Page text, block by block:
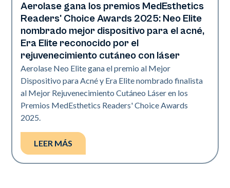
Industria
Aerolase gana los premios MedEsthetics
Readers' Choice Awards 2025: Neo Elite
nombrado mejor dispositivo para el acné,
Era Elite reconocido por el
rejuvenecimiento cutáneo con láser
Aerolase Neo Elite gana el premio al Mejor
Dispositivo para Acné y Era Elite nombrado finalista
al Mejor Rejuvenecimiento Cutáneo Láser en los
Premios MedEsthetics Readers' Choice Awards
2025.
LEER MÁS